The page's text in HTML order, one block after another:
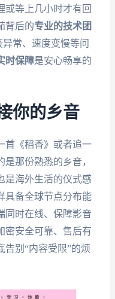
或等上几小时才有回
背后的专业的技术团
常、速度变慢等问
时保障是安心畅享的
你的乡音
首《稻香》或者追一
那份熟悉的乡音，
是海外生活的仪式感
具备全球节点分布能
同时在线、保障影音
密安全可靠、售后有
告别“内容受限”的烦